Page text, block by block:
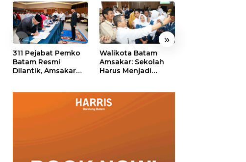
Karyawan
« »
311 Pejabat Pemko
Batam Resmi
Dilantik, Amsakar
Walikota Batam
Amsakar: Sekolah
Harus Menjadi
dan Berprestasi